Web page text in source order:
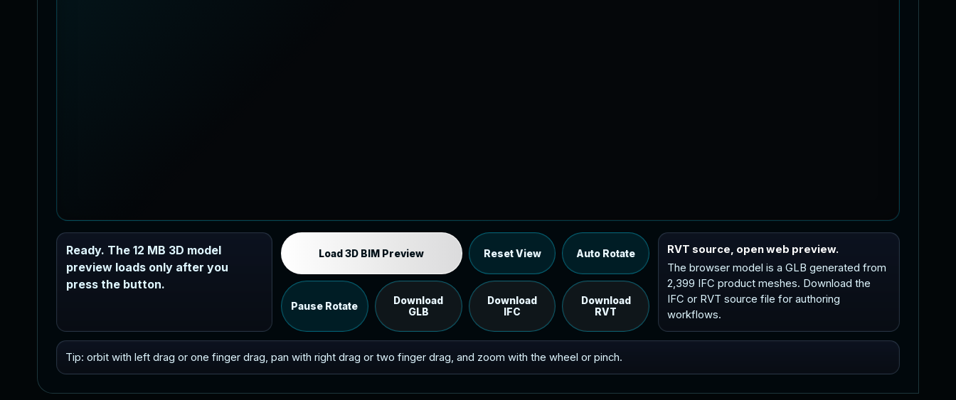
Industrial MEP Sample
Load the 12 MB browser preview generated from the
RVT model's IFC export.
Ready. The 12 MB 3D model
preview loads only after you
press the button.
Load 3D BIM Preview Reset View Auto Rotate
Pause Rotate
Download
GLB
Download
IFC
Download
RVT
RVT source, open web preview.
The browser model is a GLB generated from
2,399 IFC product meshes. Download the
IFC or RVT source file for authoring
workflows.
Tip: orbit with left drag or one finger drag, pan with right drag or two finger drag, and zoom with the wheel or pinch.